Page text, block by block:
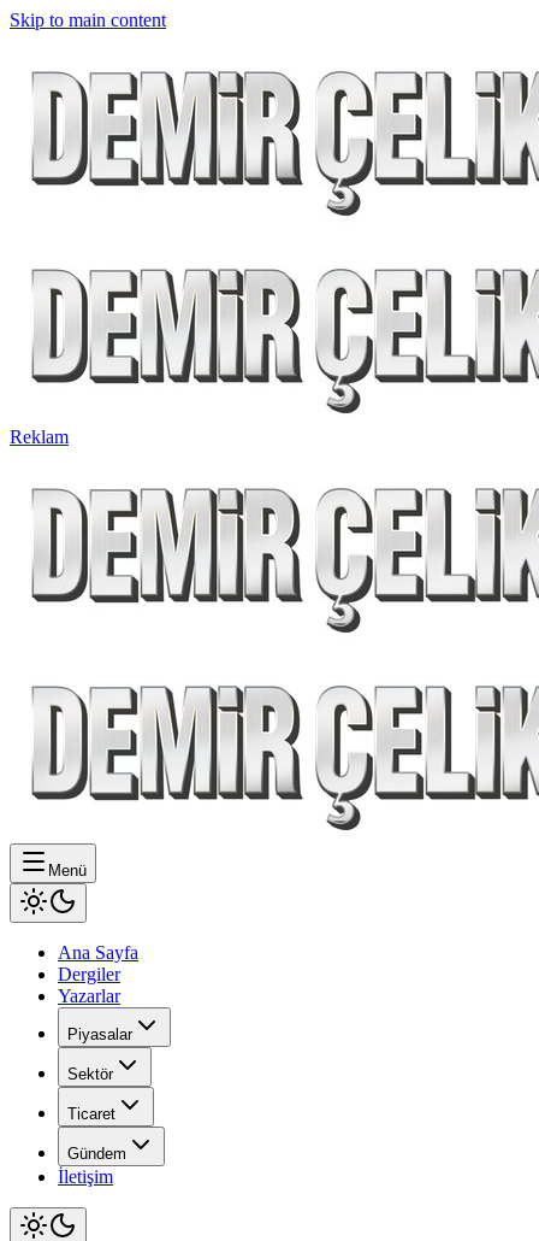
Skip to main content
Reklam
Menü
Ana Sayfa
Dergiler
Yazarlar
Piyasalar
Sektör
Ticaret
Gündem
İletişim